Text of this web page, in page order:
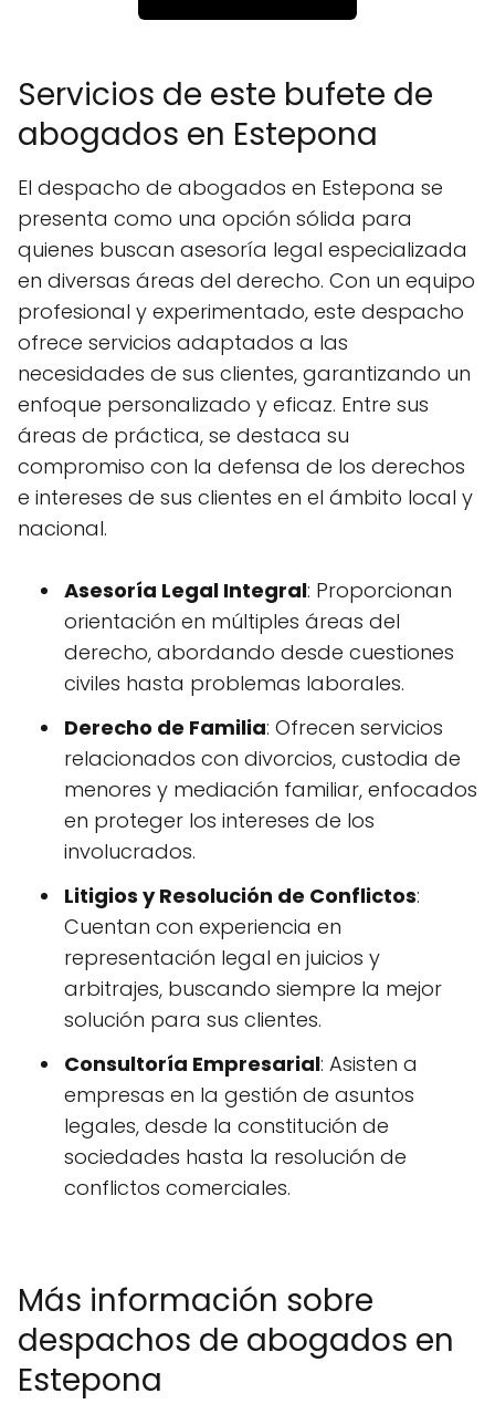
Servicios de este bufete de
abogados en Estepona
El despacho de abogados en Estepona se
presenta como una opción sólida para
quienes buscan asesoría legal especializada
en diversas áreas del derecho. Con un equipo
profesional y experimentado, este despacho
ofrece servicios adaptados a las
necesidades de sus clientes, garantizando un
enfoque personalizado y eficaz. Entre sus
áreas de práctica, se destaca su
compromiso con la defensa de los derechos
e intereses de sus clientes en el ámbito local y
nacional.
Asesoría Legal Integral: Proporcionan
orientación en múltiples áreas del
derecho, abordando desde cuestiones
civiles hasta problemas laborales.
Derecho de Familia: Ofrecen servicios
relacionados con divorcios, custodia de
menores y mediación familiar, enfocados
en proteger los intereses de los
involucrados.
Litigios y Resolución de Conflictos:
Cuentan con experiencia en
representación legal en juicios y
arbitrajes, buscando siempre la mejor
solución para sus clientes.
Consultoría Empresarial: Asisten a
empresas en la gestión de asuntos
legales, desde la constitución de
sociedades hasta la resolución de
conflictos comerciales.
Más información sobre
despachos de abogados en
Estepona